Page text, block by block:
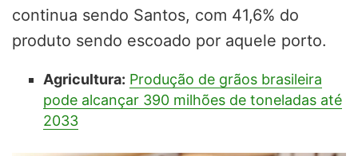
continua sendo Santos, com 41,6% do
produto sendo escoado por aquele porto.
Agricultura: Produção de grãos brasileira
pode alcançar 390 milhões de toneladas até
2033